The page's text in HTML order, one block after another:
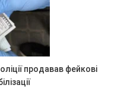
продавав фейкові